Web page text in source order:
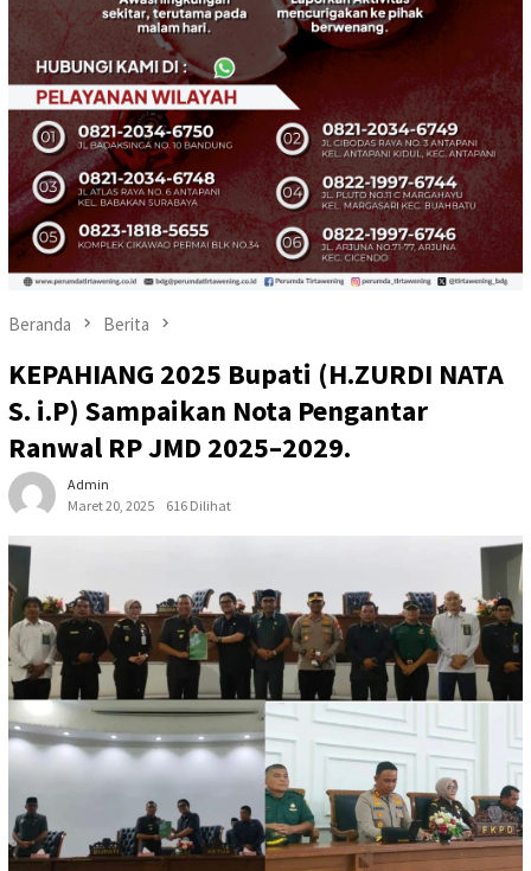
Beranda Berita
KEPAHIANG 2025 Bupati (H.ZURDI NATA
S. i.P) Sampaikan Nota Pengantar
Ranwal RP JMD 2025–2029.
Admin
Maret 20, 2025
616 Dilihat